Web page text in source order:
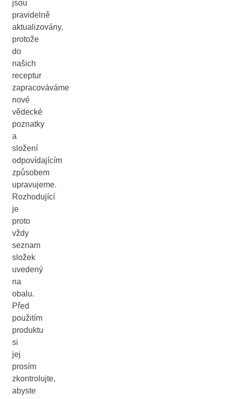
jsou
pravidelně
aktualizovány,
protože
do
našich
receptur
zapracováváme
nové
vědecké
poznatky
a
složení
odpovídajícím
způsobem
upravujeme.
Rozhodující
je
proto
vždy
seznam
složek
uvedený
na
obalu.
Před
použitím
produktu
si
jej
prosím
zkontrolujte,
abyste